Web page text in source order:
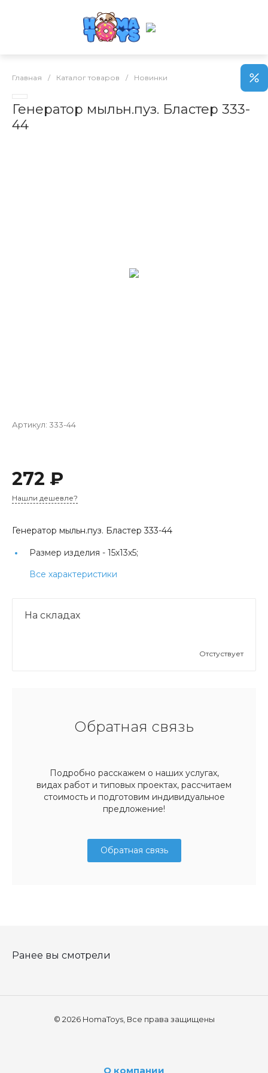
Главная / Каталог товаров / Новинки
Генератор мыльн.пуз. Бластер 333-
44
Артикул: 333-44
272 ₽
Нашли дешевле?
Генератор мыльн.пуз. Бластер 333-44
Размер изделия - 15х13х5;
Все характеристики
На складах
Отстуствует
Обратная связь
Подробно расскажем о наших услугах,
видах работ и типовых проектах, рассчитаем
стоимость и подготовим индивидуальное
предложение!
Обратная связь
Ранее вы смотрели
© 2026 HomaToys, Все права защищены
О компании